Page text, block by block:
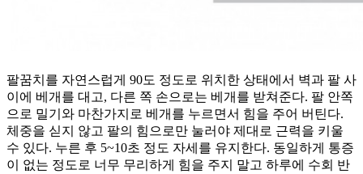
팔꿈치를 자연스럽게 90도 정도로 위치한 상태에서 벽과 팔 사
이에 베개를 대고, 다른 쪽 손으로는 베개를 받쳐준다. 팔 안쪽
으로 밀기와 마찬가지로 베개를 누르면서 힘을 주어 버틴다.
체중을 싣지 않고 팔의 힘으로만 눌러야 제대로 근력을 키울
수 있다. 누른 후 5~10초 정도 자세를 유지한다. 동일하게 통증
이 없는 정도로 너무 무리하게 힘을 주지 말고 하루에 수회 반